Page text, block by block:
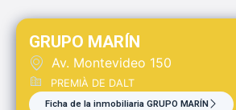
GRUPO MARÍN
Av. Montevideo 150
PREMIÀ DE DALT
Ficha de la inmobiliaria GRUPO MARÍN